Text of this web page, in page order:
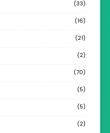
(33)
(16)
(21)
(2)
(70)
(5)
(5)
(2)